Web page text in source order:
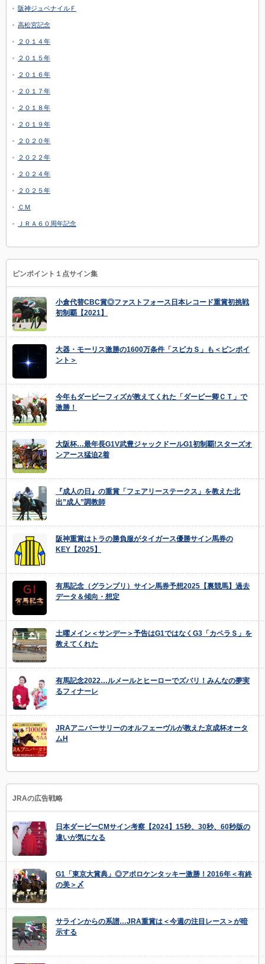
阪神ジュベナイルＦ
高松宮記念
２０１４年
２０１５年
２０１６年
２０１７年
２０１８年
２０１９年
２０２０年
２０２２年
２０２４年
２０２５年
ＣＭ
ＪＲＡ６０周年記念
ピンポイント１点サイン集
小倉代替CBC賞◎ファストフォース日本レコード重賞初挑戦
初制覇【2021】
大器・モーリス激勝の1600万条件「スピカＳ」も＜ピンポイ
ント＞
今年もダービーフィズが教えてくれた「ダービー卿ＣＴ」で
激勝！
大阪杯…最年長G1V武豊ジャックドールG1初制覇!スターズオ
ンアース猛迫2着
『成人の日』の重賞「フェアリーステークス」を教えた北
出”成人”調教師
阪神重賞はトラの勝負服がタイガース優勝サイン馬券の
KEY【2025】
有馬記念（グランプリ）サイン馬券予想2025【裏競馬】過去
データ＆傾向・想定
土曜メイン＜サンデー＞予告はG1ではなくG3「カペラＳ」を
教えてくれた
有馬記念2022…ルメールとヒーローでズバリ！みんなの夢実
るフィナーレ
JRAアニバーサリーのオルフェーヴルが教えた京成杯オータ
ムH
JRAの広告戦略
日本ダービーCMサイン考察【2024】15秒、30秒、60秒版の
違いが気になる
G1「東京大賞典」◎アポロケンタッキー激勝！2016年＜有終
の美＞〆
サラインからの系譜…JRA重賞は＜今週の注目レース＞が暗
示する